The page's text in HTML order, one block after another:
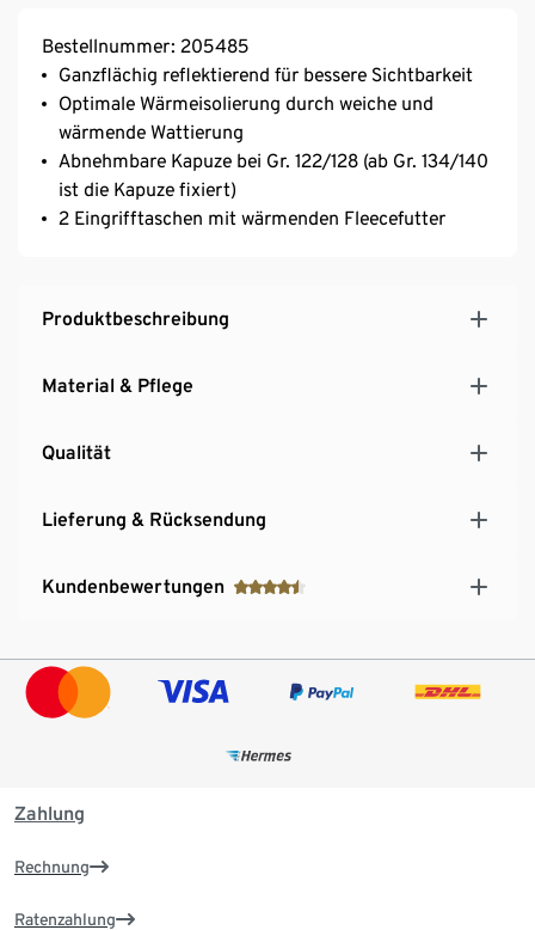
Bestellnummer: 205485
Ganzflächig reflektierend für bessere Sichtbarkeit
Optimale Wärmeisolierung durch weiche und
wärmende Wattierung
Abnehmbare Kapuze bei Gr. 122/128 (ab Gr. 134/140
ist die Kapuze fixiert)
2 Eingrifftaschen mit wärmenden Fleecefutter
Produktbeschreibung
Material & Pflege
Qualität
Lieferung & Rücksendung
Kundenbewertungen
Zahlung
Rechnung
Ratenzahlung